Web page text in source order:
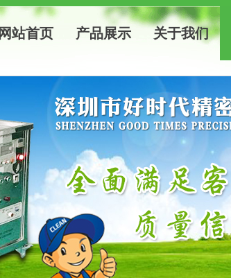
网站首页 产品展示 关于我们